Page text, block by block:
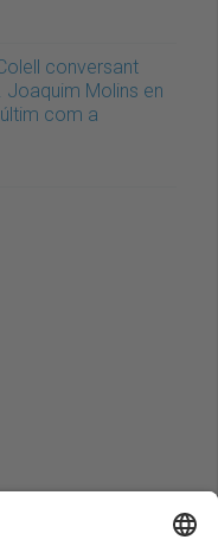
conversant
Molins en
com a